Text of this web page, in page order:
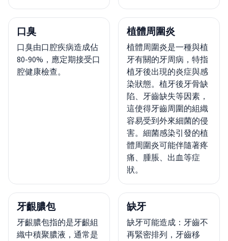
口臭
口臭由口腔疾病造成佔
80-90%，應定期接受口
腔健康檢查。
植體周圍炎
植體周圍炎是一種與植
牙有關的牙周病，特指
植牙後出現的炎症與感
染狀態。植牙後牙骨缺
陷、牙齒缺失等因素，
這使得牙齒周圍的組織
容易受到外來細菌的侵
害。細菌感染引發的植
體周圍炎可能伴隨著疼
痛、腫脹、出血等症
狀。
牙齦膿包
牙齦膿包指的是牙齦組
織中積聚膿液，通常是
缺牙
缺牙可能造成：牙齒不
再緊密排列，牙齒移